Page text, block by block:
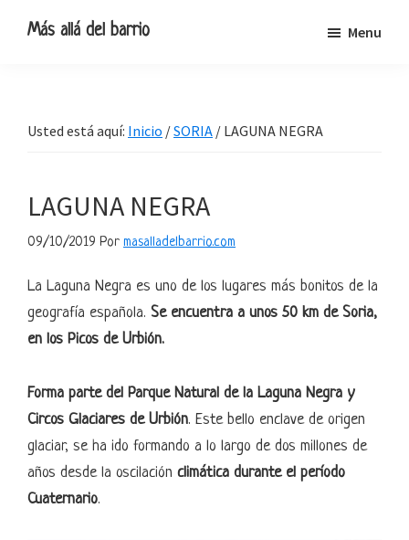
Más allá del barrio
escapadas
rutas
Menu
Usted está aquí: Inicio /SORIA / LAGUNA NEGRA
LAGUNA NEGRA
09/10/2019 Por masalladelbarrio.com
La Laguna Negra es uno de los lugares más bonitos de la
geografía española. Se encuentra a unos 50 km de Soria,
en los Picos de Urbión.
Forma parte del Parque Natural de la Laguna Negra y
Circos Glaciares de Urbión. Este bello enclave de origen
glaciar, se ha ido formando a lo largo de dos millones de
años desde la oscilación climática durante el período
Cuaternario.